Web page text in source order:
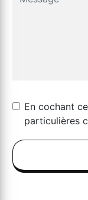
En cochant
particulières